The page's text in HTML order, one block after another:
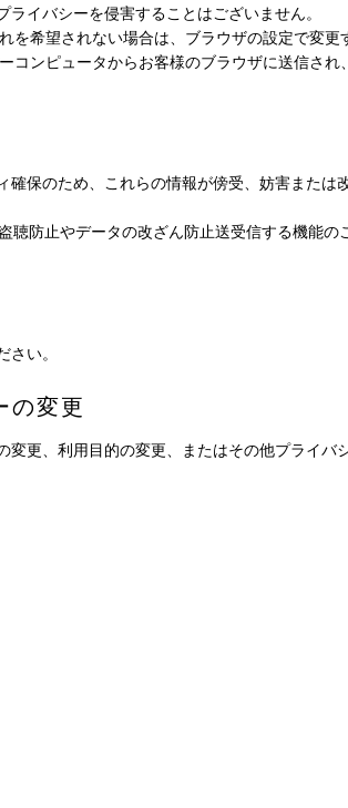
イバシーを侵害することはございません。
を希望されない場合は、ブラウザの設定で変更
コンピュータからお客様のブラウザに送信さ
確保のため、これらの情報が傍受、妨害また
聴防止やデータの改ざん防止送受信する機能
さい。
の変更
変更、利用目的の変更、またはその他プライ